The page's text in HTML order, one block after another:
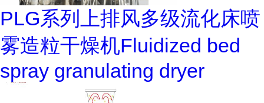
PLG系列上排风多级流化床喷
雾造粒干燥机Fluidized bed
spray granulating dryer